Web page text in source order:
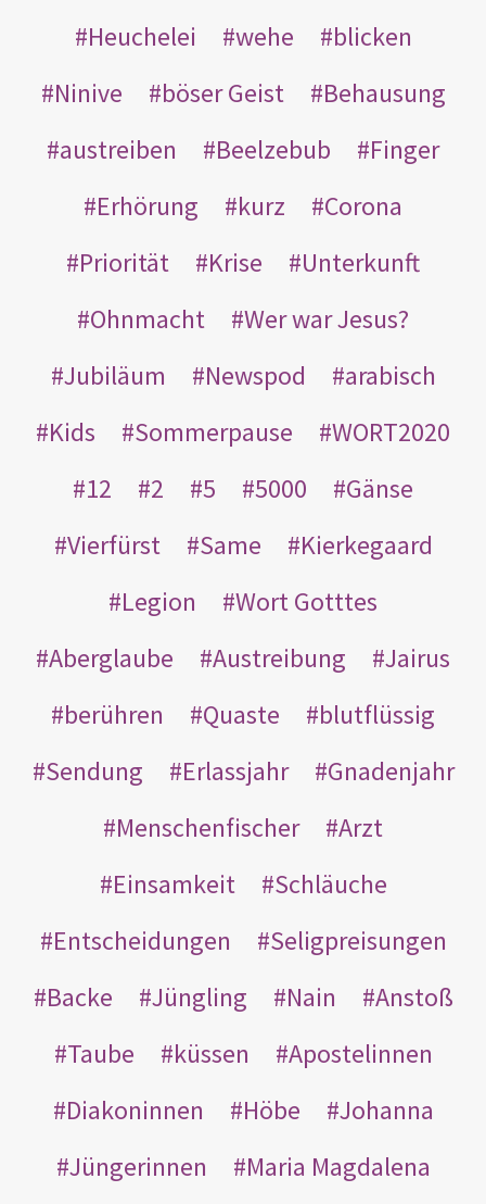
Heuchelei wehe
blicken
Ninive
böser Geist
Behausung
austreiben
Beelzebub
Finger
Erhörung
kurz
Corona
Priorität
Krise
Unterkunft
Ohnmacht
Wer war Jesus?
Jubiläum
Newspod
arabisch
Kids
Sommerpause
WORT2020
12
2 5 5000
Gänse
Vierfürst
Same
Kierkegaard
Legion
Wort Gotttes
Aberglaube
Austreibung
Jairus
berühren
Quaste
blutflüssig
Sendung
Erlassjahr
Gnadenjahr
Menschenfischer
Arzt
Einsamkeit
Schläuche
Entscheidungen
Seligpreisungen
Backe
Jüngling Nain
Anstoß
Taube
küssen
Apostelinnen
Diakoninnen
Höbe
Johanna
Jüngerinnen
Maria Magdalena